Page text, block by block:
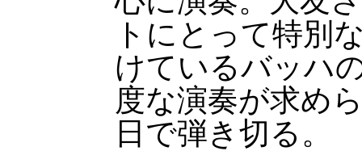
トにとって特別
けているバッハ
度な演奏が求め
日で弾き切る。